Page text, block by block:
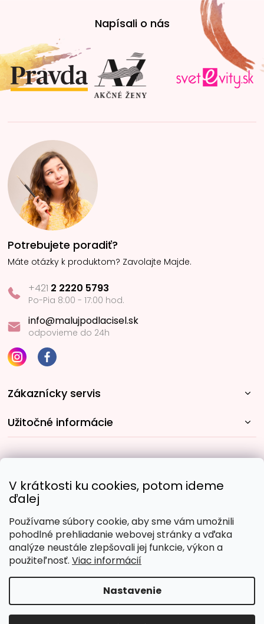
V krátkosti ku cookies, potom ideme
ďalej
Používame súbory cookie, aby sme vám umožnili
pohodlné prehliadanie webovej stránky a vďaka
analýze neustále zlepšovali jej funkcie, výkon a
použiteľnosť. Viac informácií
Nastavenie
t
i
e
Napísali o nás
Potrebujete poradiť?
Máte otázky k produktom? Zavolajte Majde.
+421 2 2220 5793
Po-Pia 8:00 - 17:00 hod.
info@malujpodlacisel.sk
odpovieme do 24h
Zákaznícky servis
Užitočné informácie
Obľúbené spôsoby platby:
Copyright 2026Malujpodlacisel.sk. Všetky práva
vyhradené.Upraviť nastavenie cookies